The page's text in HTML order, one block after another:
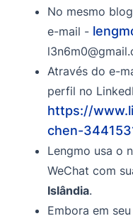
No mesmo
e-mail -
Através do e-
perfil no
https://
chen-
Lengmo usa o
WeChat com
Islândia.
Embora em